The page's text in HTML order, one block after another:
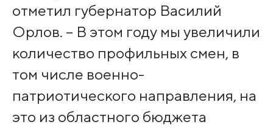
отметил губернатор Василий
Орлов. – В этом году мы увеличили
количество профильных смен, в
том числе военно-
патриотического направления, на
это из областного бюджета